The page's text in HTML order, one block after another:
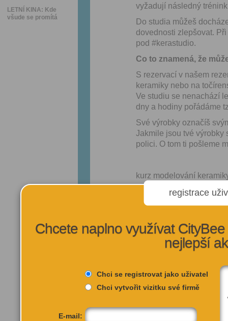
LETNÍ KINA: Kde
všude se promítá
vyžadují následný
Do studia můžeš
dovednosti zlepšovat.
pod #kerastudio.
Co to znamená, že
S rezervací v našem
keramiky nebo na
Ve studiu se nenachází
dny a hodiny pořádáme
Své výrobky označíš
Jakmile jsou tvé výrobky
polici. O tom ti pošleme
kurz modelování
workshop točení na kruhu
dětský keramický kroužek
workshop glazování
VÍCE
registrace
Chcete naplno využívat
nejlepší
Chci se registrovat jako uživatel
Chci vytvořit vizitku své firmě
E-mail: